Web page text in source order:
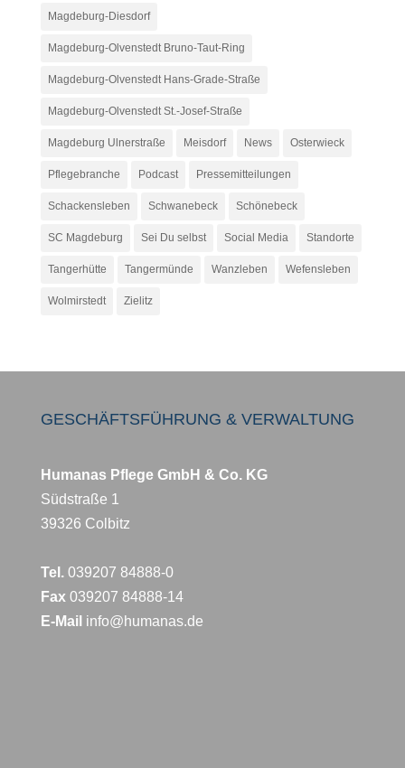
Magdeburg-Diesdorf
Magdeburg-Olvenstedt Bruno-Taut-Ring
Magdeburg-Olvenstedt Hans-Grade-Straße
Magdeburg-Olvenstedt St.-Josef-Straße
Magdeburg Ulnerstraße Meisdorf News Osterwieck
Pflegebranche Podcast Pressemitteilungen
Schackensleben Schwanebeck Schönebeck
SC Magdeburg Sei Du selbst Social Media Standorte
Tangerhütte Tangermünde Wanzleben Wefensleben
Wolmirstedt Zielitz
GESCHÄFTSFÜHRUNG & VERWALTUNG
Humanas Pflege GmbH & Co. KG
Südstraße 1
39326 Colbitz
Tel.039207 84888-0
Fax039207 84888-14
E-Mail info@humanas.de